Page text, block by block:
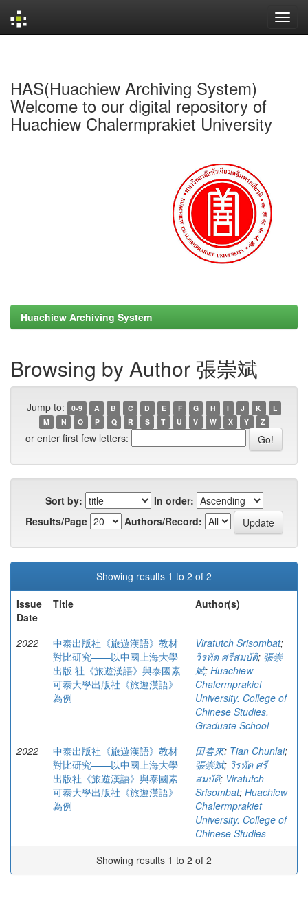
HAS(Huachiew Archiving System)
Welcome to our digital repository of
Huachiew Chalermprakiet University
Huachiew Archiving System
Browsing by Author 張崇斌
Jump to: 0-9 A B C D E F G H I J K
L
M
N O P Q R S T U V W X Y Z
or enter first few letters:
Sort by:
In order:
Results/Page
Authors/Record:
Showing results 1 to 2 of 2
Issue
Date
Title Author(s)
2022
中泰出版社《旅遊漢語》教材
對比研究——以中國上海大學
出版 社《旅遊漢語》與泰國素
可泰大學出版社《旅遊漢語》
為例
Viratutch Srisombat;
วิรทัต ศรีสมบัติ; 張崇
斌; Huachiew
Chalermprakiet
University. College of
Chinese Studies.
Graduate School
2022
中泰出版社《旅遊漢語》教材
對比研究——以中國上海大學
出版社《旅遊漢語》與泰國素
可泰大學出版社《旅遊漢語》
為例
田春來; Tian Chunlai;
張崇斌; วิรทัต ศรี
สมบัติ; Viratutch
Srisombat; Huachiew
Chalermprakiet
University. College of
Chinese Studies
Showing results 1 to 2 of 2